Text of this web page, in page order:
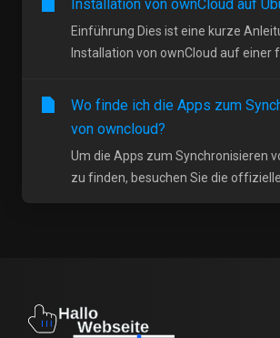
Installation von ownCloud auf
Einführung Dies ist eine kurze
Installation von ownCloud auf einer
Wo finde ich die Apps zum
von owncloud?
Um die Apps zum Synchronisieren
zu finden, besuchen Sie die